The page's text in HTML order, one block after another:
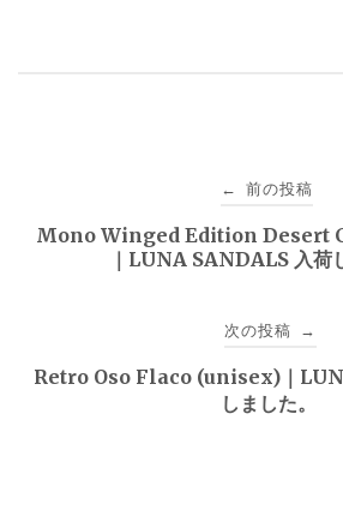
稿
ゲ
← 前の投稿
Mono Winged Edition Desert
｜LUNA SANDALS 入荷
次の投稿 →
Retro Oso Flaco (unisex)｜
しました。